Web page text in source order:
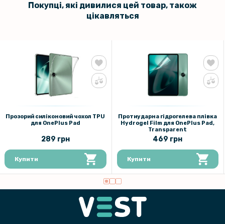
Покупці, які дивилися цей товар, також
цікавляться
Прозорий силіконовий чохол TPU
для OnePlus Pad
289 грн
Купити
Протиударна гідрогелева плівка
Hydrogel Film для OnePlus Pad​,
Transparent
469 грн
Купити